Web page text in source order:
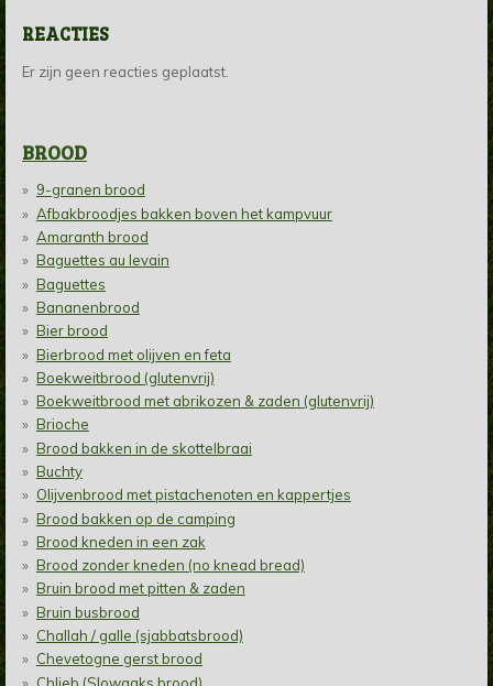
REACTIES
Er zijn geen reacties geplaatst.
BROOD
9-granen brood
Afbakbroodjes bakken boven het kampvuur
Amaranth brood
Baguettes au levain
Baguettes
Bananenbrood
Bier brood
Bierbrood met olijven en feta
Boekweitbrood (glutenvrij)
Boekweitbrood met abrikozen & zaden (glutenvrij)
Brioche
Brood bakken in de skottelbraai
Buchty
Olijvenbrood met pistachenoten en kappertjes
Brood bakken op de camping
Brood kneden in een zak
Brood zonder kneden (no knead bread)
Bruin brood met pitten & zaden
Bruin busbrood
Challah / galle (sjabbatsbrood)
Chevetogne gerst brood
Chlieb (Slowaaks brood)